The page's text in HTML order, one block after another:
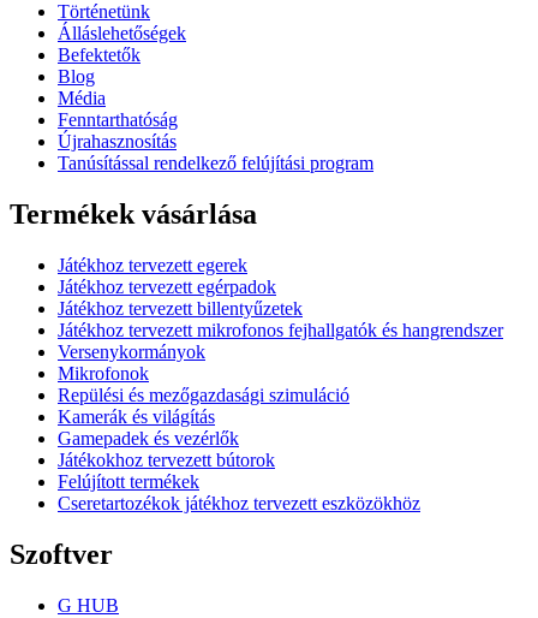
Történetünk
Álláslehetőségek
Befektetők
Blog
Média
Fenntarthatóság
Újrahasznosítás
Tanúsítással rendelkező felújítási program
Termékek vásárlása
Játékhoz tervezett egerek
Játékhoz tervezett egérpadok
Játékhoz tervezett billentyűzetek
Játékhoz tervezett mikrofonos fejhallgatók és hangrendszer
Versenykormányok
Mikrofonok
Repülési és mezőgazdasági szimuláció
Kamerák és világítás
Gamepadek és vezérlők
Játékokhoz tervezett bútorok
Felújított termékek
Cseretartozékok játékhoz tervezett eszközökhöz
Szoftver
G HUB